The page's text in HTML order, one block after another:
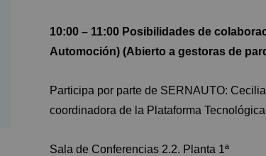
10:00 – 11:00 Posibilidades de
Automoción) (Abierto a gestoras de
Participa por parte de SERNAUTO:
coordinadora de la Plataforma
Sala de Conferencias 2.2. Planta 1ª